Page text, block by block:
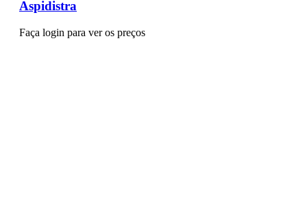
Aspidistra
Faça login para ver os preços